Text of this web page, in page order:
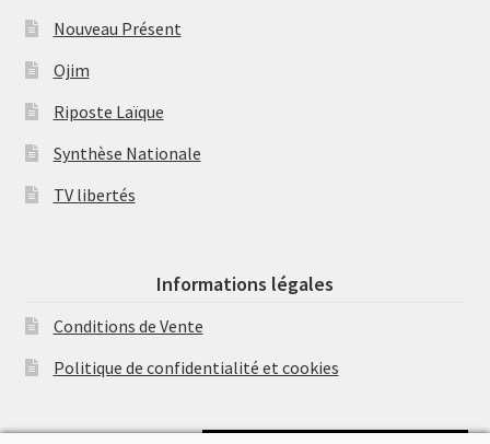
Nouveau Présent
Ojim
Riposte Laïque
Synthèse Nationale
TV libertés
Informations légales
Conditions de Vente
Politique de confidentialité et cookies